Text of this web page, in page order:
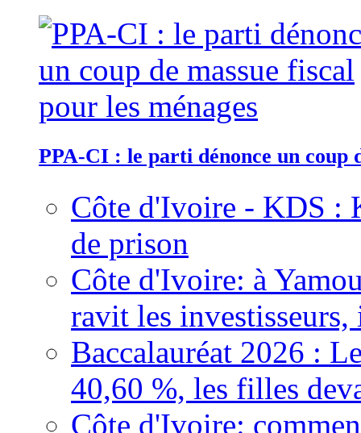
PPA-CI : le parti dénonce un coup
Côte d'Ivoire - KDS :
de prison
Côte d'Ivoire: à
ravit les
Baccalauréat 2026 :
40,60 %, les filles
Côte d'Ivoire: